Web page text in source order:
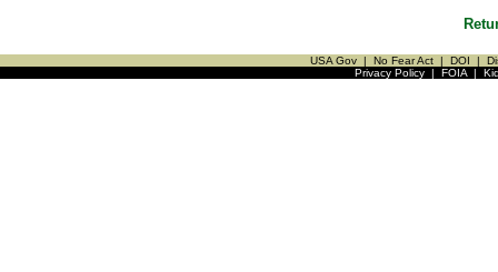
USA Gov | No Fear Act | DOI |
Privacy Policy| FOIA|